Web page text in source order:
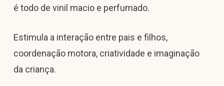
é todo de vinil macio e perfumado.
Estimula a interação entre pais e filhos,
coordenação motora, criatividade e imaginação
da criança.